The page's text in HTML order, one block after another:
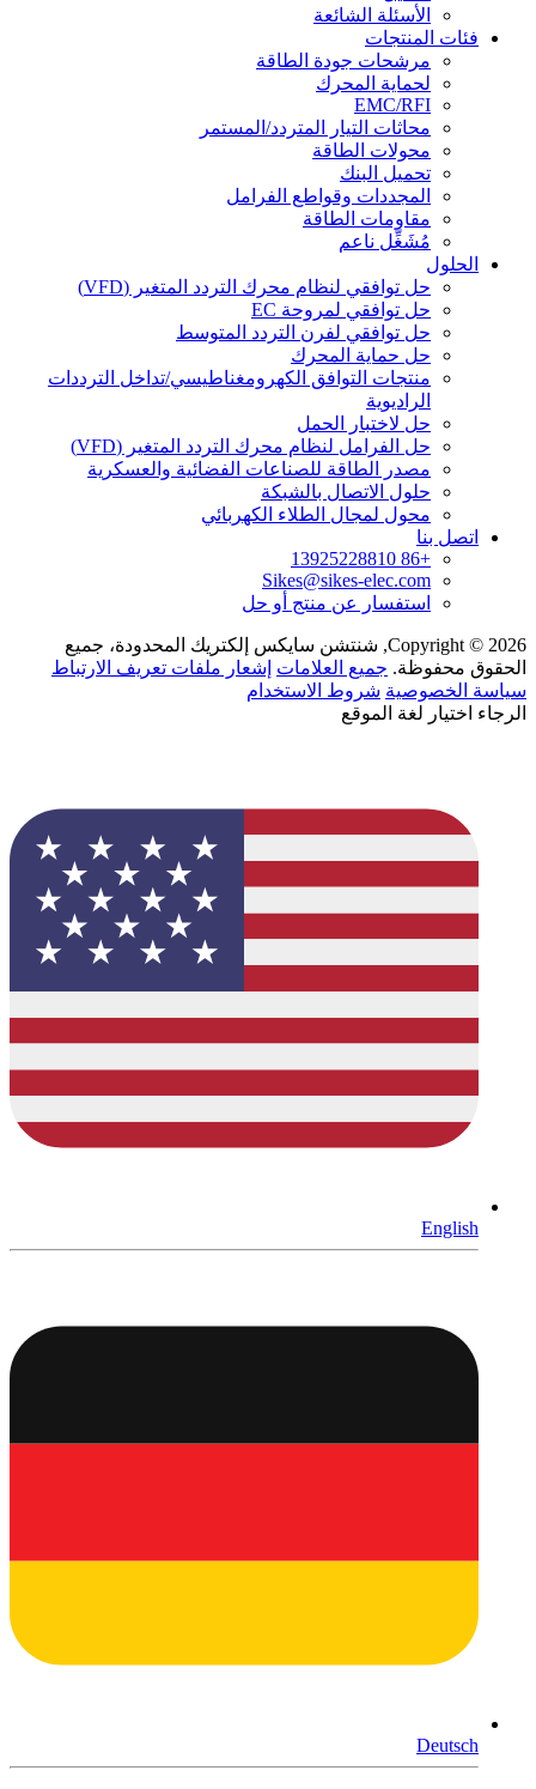
الأسئلة الشائعة
فئات المنتجات
مرشحات جودة الطاقة
لحماية المحرك
EMC/RFI
محاثات التيار المتردد/المستمر
محولات الطاقة
تحميل البنك
المجددات وقواطع الفرامل
مقاومات الطاقة
مُشَغِّل ناعم
الحلول
حل توافقي لنظام محرك التردد المتغير (VFD)
حل توافقي لمروحة EC
حل توافقي لفرن التردد المتوسط
حل حماية المحرك
منتجات التوافق الكهرومغناطيسي/تداخل الترددات
الراديوية
حل لاختبار الحمل
حل الفرامل لنظام محرك التردد المتغير (VFD)
مصدر الطاقة للصناعات الفضائية والعسكرية
حلول الاتصال بالشبكة
محول لمجال الطلاء الكهربائي
اتصل بنا
+86 13925228810
Sikes@sikes-elec.com
استفسار عن منتج أو حل
Copyright © 2026, شنتشن سايكس إلكتريك المحدودة، جميع
الحقوق محفوظة. جميع العلامات إشعار ملفات تعريف الارتباط
سياسة الخصوصية شروط الاستخدام
الرجاء اختيار لغة الموقع
English
Deutsch